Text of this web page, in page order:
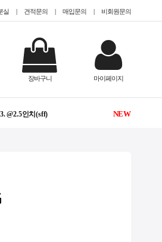
실 | 견적문의 | 매입문의 | 비회원문의
마이페이지
장바구니
1. TESLA
NEW
NEW
3. @2.5인치(sff)
6. #GPU서버임대